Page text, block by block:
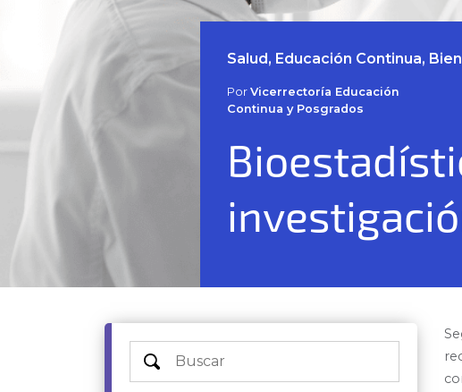
Salud, Educación Continua,
Por Vicerrectoría Educación
Continua y Posgrados